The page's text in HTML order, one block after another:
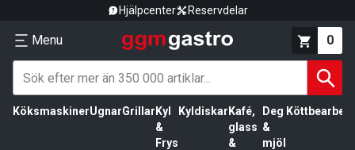
Hjälpcenter Reservdelar
Menu 0
KöksmaskinerUgnarGrillar Kyl
&
Frys
Kyldiskar Kafé,
glass
&
Deg
&
mjöl